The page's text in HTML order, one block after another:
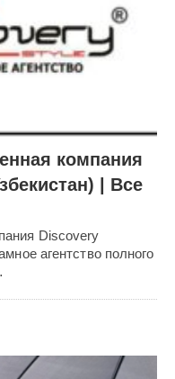
компания
| Все
Discovery
агентство полного